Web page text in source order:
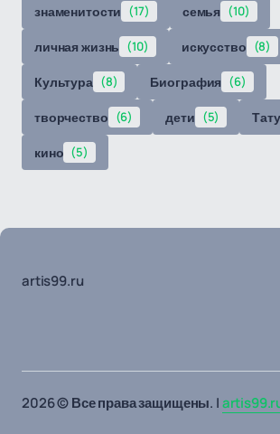
знаменитости (17) семья (10)
личная жизнь (10) искусство (8)
Культура (8) Биография (6)
творчество (6) дети (5)
кино (5)
artis99.ru
2026 © Все права защищены. |